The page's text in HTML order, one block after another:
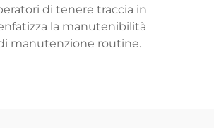
di tenere traccia in
la manutenibilità
manutenzione routine.